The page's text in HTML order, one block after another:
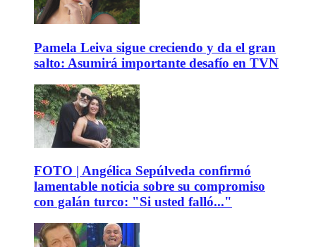
Pamela Leiva sigue creciendo y da el gran
salto: Asumirá importante desafío en TVN
FOTO | Angélica Sepúlveda confirmó
lamentable noticia sobre su compromiso
con galán turco: "Si usted falló..."